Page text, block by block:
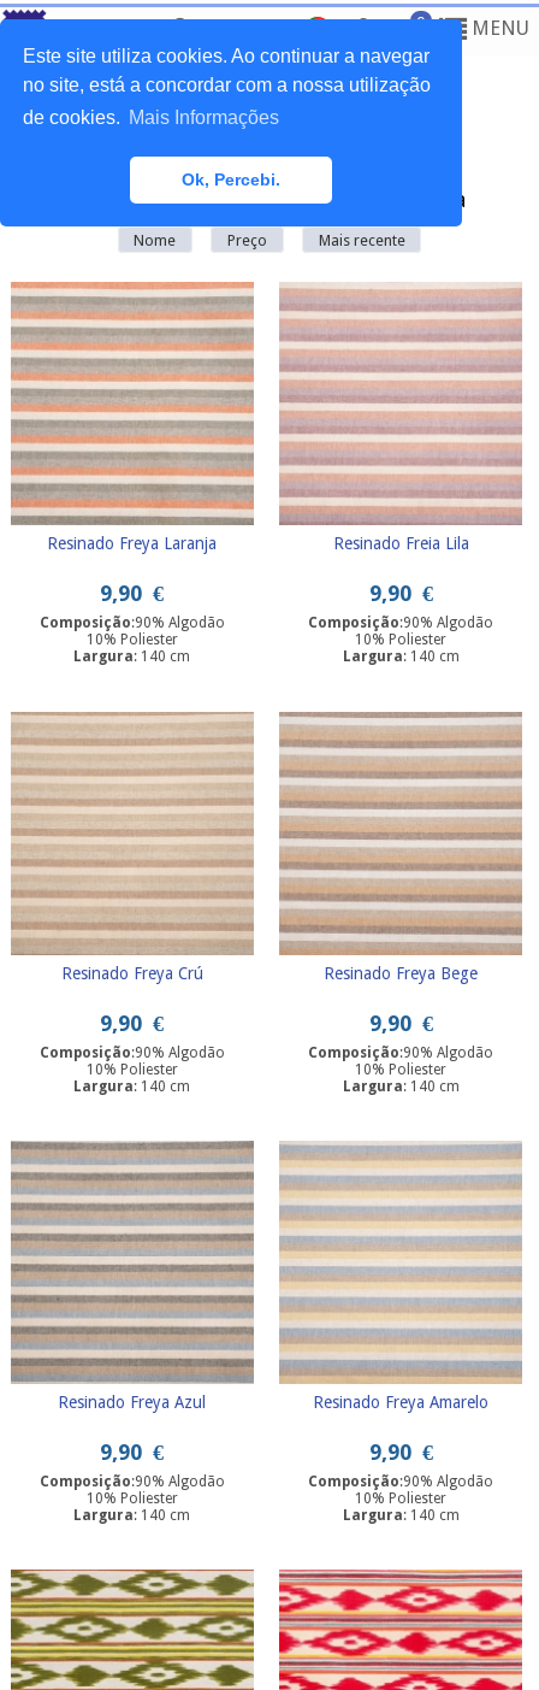
Este site utiliza cookies. Ao continuar a navegar
no site, está a concordar com a nossa utilização
de cookies. Mais Informações
Ok, Percebi.
0 MENU
Existem194produto(s) nesta categoria
Nome Preço Mais recente
Resinado Freya Laranja
9,90 €
Composição:90% Algodão
10% Poliester
Largura: 140 cm
Resinado Freia Lila
9,90 €
Composição:90% Algodão
10% Poliester
Largura: 140 cm
Resinado Freya Crú
9,90 €
Composição:90% Algodão
10% Poliester
Largura: 140 cm
Resinado Freya Bege
9,90 €
Composição:90% Algodão
10% Poliester
Largura: 140 cm
Resinado Freya Azul
9,90 €
Composição:90% Algodão
10% Poliester
Largura: 140 cm
Resinado Freya Amarelo
9,90 €
Composição:90% Algodão
10% Poliester
Largura: 140 cm